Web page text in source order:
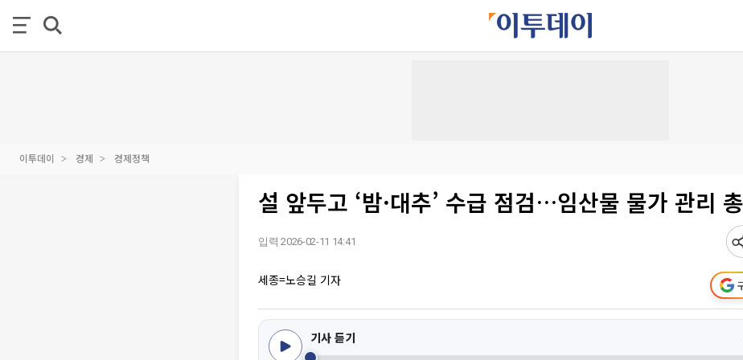
이투데이 경제 경제정책
설 앞두고 ‘밤·대추’ 수급 점검…임산물 물가 관리
입력 2026-02-11 14:41
세종=노승길 기자
기사 듣기